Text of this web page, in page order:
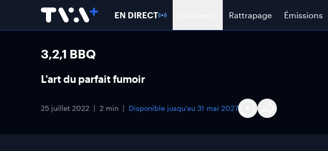
EN DIRECT Rattrapage Émissions
3,2,1 BBQ
L'art du parfait fumoir
25 juillet 2022 2 min Disponible jusqu'au 31 mai 2027